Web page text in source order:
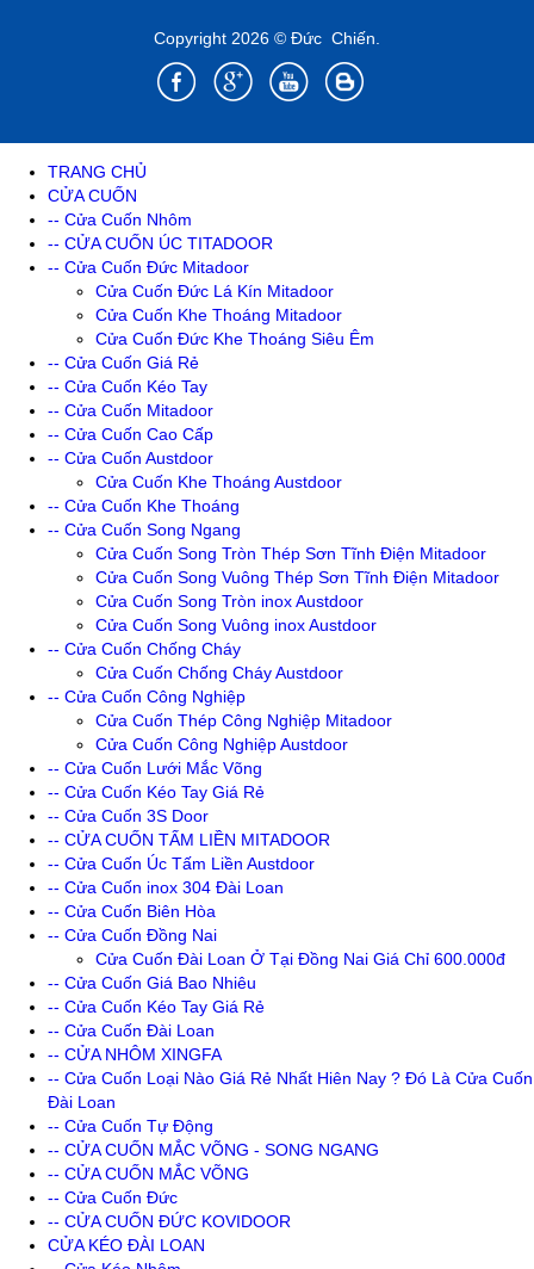
Copyright 2026 © Đức Chiến.
TRANG CHỦ
CỬA CUỐN
-- Cửa Cuốn Nhôm
-- CỬA CUỐN ÚC TITADOOR
-- Cửa Cuốn Đức Mitadoor
Cửa Cuốn Đức Lá Kín Mitadoor
Cửa Cuốn Khe Thoáng Mitadoor
Cửa Cuốn Đức Khe Thoáng Siêu Êm
-- Cửa Cuốn Giá Rẻ
-- Cửa Cuốn Kéo Tay
-- Cửa Cuốn Mitadoor
-- Cửa Cuốn Cao Cấp
-- Cửa Cuốn Austdoor
Cửa Cuốn Khe Thoáng Austdoor
-- Cửa Cuốn Khe Thoáng
-- Cửa Cuốn Song Ngang
Cửa Cuốn Song Tròn Thép Sơn Tĩnh Điện Mitadoor
Cửa Cuốn Song Vuông Thép Sơn Tĩnh Điện Mitadoor
Cửa Cuốn Song Tròn inox Austdoor
Cửa Cuốn Song Vuông inox Austdoor
-- Cửa Cuốn Chống Cháy
Cửa Cuốn Chống Cháy Austdoor
-- Cửa Cuốn Công Nghiệp
Cửa Cuốn Thép Công Nghiệp Mitadoor
Cửa Cuốn Công Nghiệp Austdoor
-- Cửa Cuốn Lưới Mắc Võng
-- Cửa Cuốn Kéo Tay Giá Rẻ
-- Cửa Cuốn 3S Door
-- CỬA CUỐN TẤM LIỀN MITADOOR
-- Cửa Cuốn Úc Tấm Liền Austdoor
-- Cửa Cuốn inox 304 Đài Loan
-- Cửa Cuốn Biên Hòa
-- Cửa Cuốn Đồng Nai
Cửa Cuốn Đài Loan Ở Tại Đồng Nai Giá Chỉ 600.000đ
-- Cửa Cuốn Giá Bao Nhiêu
-- Cửa Cuốn Kéo Tay Giá Rẻ
-- Cửa Cuốn Đài Loan
-- CỬA NHÔM XINGFA
-- Cửa Cuốn Loại Nào Giá Rẻ Nhất Hiên Nay ? Đó Là Cửa Cuốn
Đài Loan
-- Cửa Cuốn Tự Động
-- CỬA CUỐN MẮC VÕNG - SONG NGANG
-- CỬA CUỐN MẮC VÕNG
-- Cửa Cuốn Đức
-- CỬA CUỐN ĐỨC KOVIDOOR
CỬA KÉO ĐÀI LOAN